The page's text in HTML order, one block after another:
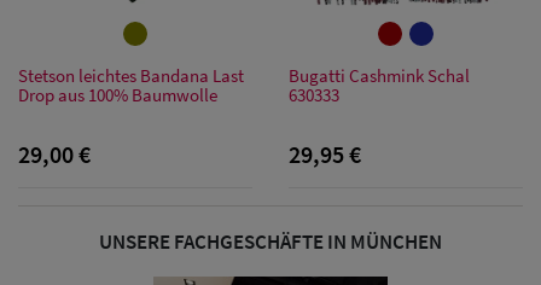
Damen Caps
Damen
Stetson leichtes Bandana Last
Drop aus 100% Baumwolle
29,00 €
Bugatti Cashmink Schal
630333
29,95 €
UNSERE FACHGESCHÄFTE IN MÜNCHEN